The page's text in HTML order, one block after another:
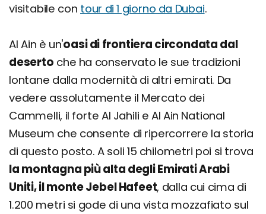
visitabile con tour di 1 giorno da Dubai.
Al Ain è un'oasi di frontiera circondata dal
deserto che ha conservato le sue tradizioni
lontane dalla modernità di altri emirati. Da
vedere assolutamente il Mercato dei
Cammelli, il forte Al Jahili e Al Ain National
Museum che consente di ripercorrere la storia
di questo posto. A soli 15 chilometri poi si trova
la montagna più alta degli Emirati Arabi
Uniti, il monte Jebel Hafeet, dalla cui cima di
1.200 metri si gode di una vista mozzafiato sul